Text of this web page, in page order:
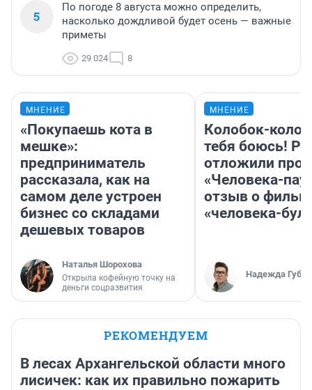
5
По погоде 8 августа можно определить,
насколько дождливой будет осень — важные
приметы
29 024 8
МНЕНИЕ
«Покупаешь кота в
мешке»:
предприниматель
рассказала, как на
самом деле устроен
бизнес со складами
дешевых товаров
Наталья Шорохова
Открыла кофейную точку на
деньги соцразвития
МНЕНИЕ
Колобок-
тебя боюсь!
отложили
«Человека-
отзыв о
«человека-
Надежда
РЕКОМЕНДУЕМ
В лесах Архангельской области много
лисичек: как их правильно пожарить